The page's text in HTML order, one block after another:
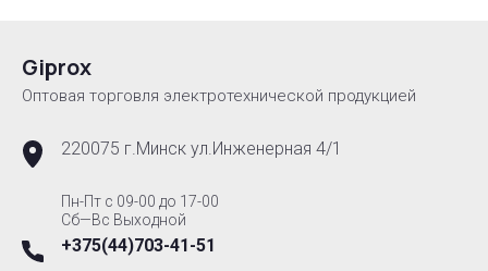
Giprox
Оптовая торговля электротехнической продукцией
220075 г.Минск ул.Инженерная 4/1
Пн-Пт с 09-00 до 17-00
Сб—Вс Выходной
+375(44)703-41-51